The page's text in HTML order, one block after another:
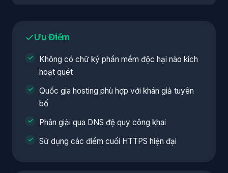
Ưu Điểm
Không có chữ ký phần mềm độc hại nào kích
hoạt quét
Quốc gia hosting phù hợp với khán giả tuyên
bố
Phân giải qua DNS đệ quy công khai
Sử dụng các điểm cuối HTTPS hiện đại